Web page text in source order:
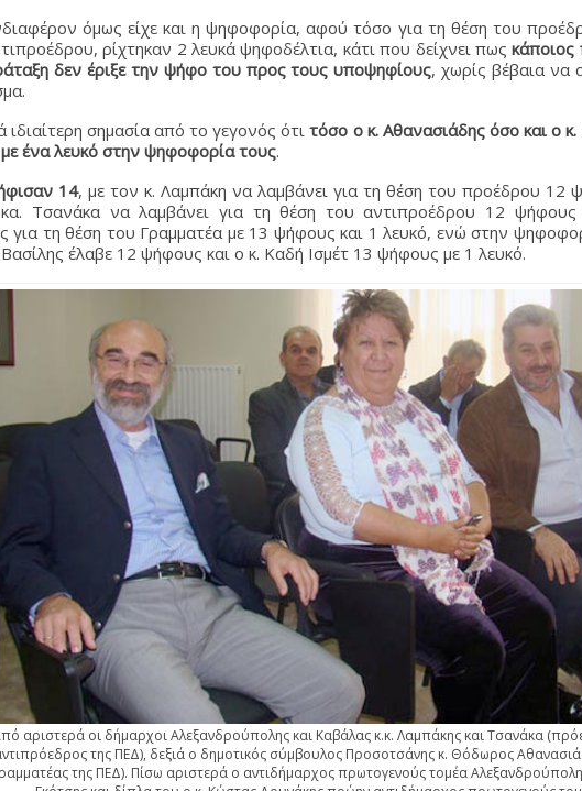
όμως είχε και η ψηφοφορία, αφού τόσο για τη θέση του
ρίχτηκαν 2 λευκά ψηφοδέλτια, κάτι που δείχνει πωςκάποιος
δεν έριξε την ψήφο του προς τους υποψηφίους, χωρίς βέβαια να
ιδιαίτερη σημασία από το γεγονός ότιτόσο ο κ. Αθανασιάδης όσο και ο
ένα λευκό στην ψηφοφορία τους.
14, με τον κ. Λαμπάκη να λαμβάνει για τη θέση του προέδρου 12
Τσανάκα να λαμβάνει για τη θέση του αντιπροέδρου 12
για τη θέση του Γραμματέα με 13 ψήφους και 1 λευκό, ενώ στην
έλαβε 12 ψήφους και ο κ. Καδή Ισμέτ 13 ψήφους με 1 λευκό.
αριστερά οι δήμαρχοι Αλεξανδρούπολης και Καβάλας κ.κ. Λαμπάκης και Τσανάκα
της ΠΕΔ), δεξιά ο δημοτικός σύμβουλος Προσοτσάνης κ. Θόδωρος
της ΠΕΔ). Πίσω αριστερά ο αντιδήμαρχος πρωτογενούς τομέα